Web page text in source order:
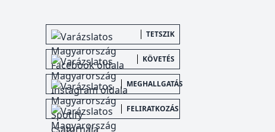
TETSZIK
KÖVETÉS
MEGHALLGATÁS
FELIRATKOZÁS